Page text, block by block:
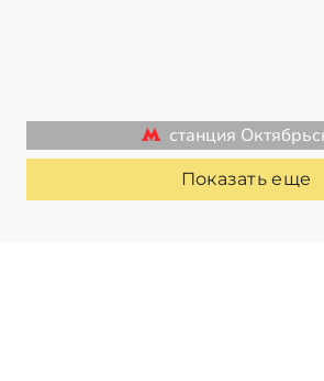
станция
Показать еще